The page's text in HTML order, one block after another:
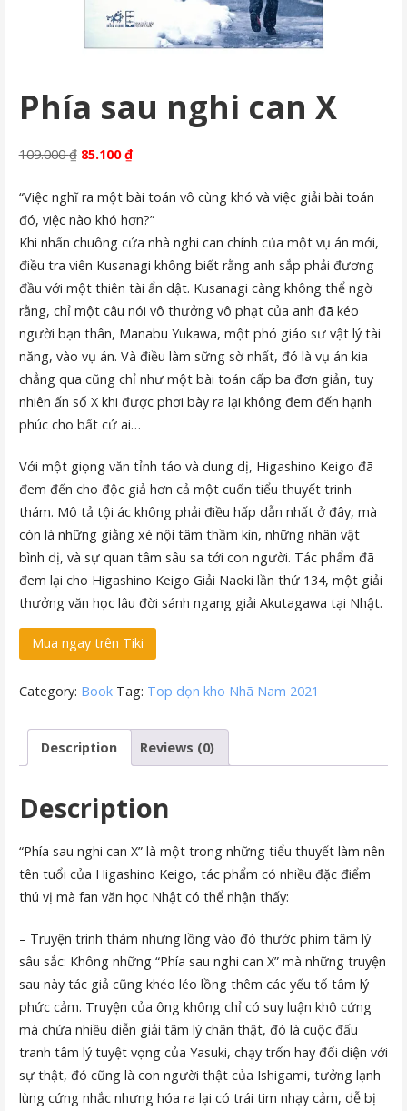
Phía sau nghi can X
109.000₫ Original
was:
109.000 ₫.
85.100₫Current
is:
85.100 ₫.
“Việc nghĩ ra một bài toán vô cùng khó và việc giải bài toán
đó, việc nào khó hơn?”
Khi nhấn chuông cửa nhà nghi can chính của một vụ án mới,
điều tra viên Kusanagi không biết rằng anh sắp phải đương
đầu với một thiên tài ẩn dật. Kusanagi càng không thể ngờ
rằng, chỉ một câu nói vô thưởng vô phạt của anh đã kéo
người bạn thân, Manabu Yukawa, một phó giáo sư vật lý tài
năng, vào vụ án. Và điều làm sững sờ nhất, đó là vụ án kia
chẳng qua cũng chỉ như một bài toán cấp ba đơn giản, tuy
nhiên ấn số X khi được phơi bày ra lại không đem đến hạnh
phúc cho bất cứ ai…
Với một giọng văn tỉnh táo và dung dị, Higashino Keigo đã
đem đến cho độc giả hơn cả một cuốn tiểu thuyết trinh
thám. Mô tả tội ác không phải điều hấp dẫn nhất ở đây, mà
còn là những giằng xé nội tâm thầm kín, những nhân vật
bình dị, và sự quan tâm sâu sa tới con người. Tác phẩm đã
đem lại cho Higashino Keigo Giải Naoki lần thứ 134, một giải
thưởng văn học lâu đời sánh ngang giải Akutagawa tại Nhật.
Mua ngay trên Tiki
Category: Book Tag: Top dọn kho Nhã Nam 2021
Description Reviews (0)
Description
“Phía sau nghi can X” là một trong những tiểu thuyết làm nên
tên tuổi của Higashino Keigo, tác phẩm có nhiều đặc điểm
thú vị mà fan văn học Nhật có thể nhận thấy:
– Truyện trinh thám nhưng lồng vào đó thước phim tâm lý
sâu sắc: Không những “Phía sau nghi can X” mà những truyện
sau này tác giả cũng khéo léo lồng thêm các yếu tố tâm lý
phức cảm. Truyện của ông không chỉ có suy luận khô cứng
mà chứa nhiều diễn giải tâm lý chân thật, đó là cuộc đấu
tranh tâm lý tuyệt vọng của Yasuki, chạy trốn hay đối diện với
sự thật, đó cũng là con người thật của Ishigami, tưởng lạnh
lùng cứng nhắc nhưng hóa ra lại có trái tim nhạy cảm, dễ bị